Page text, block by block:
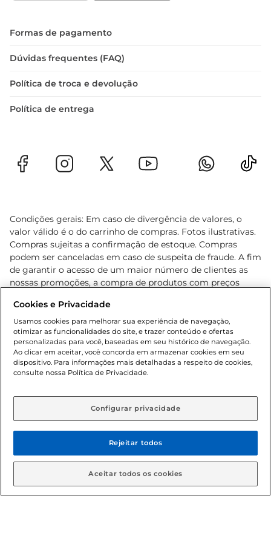
Formas de pagamento
Dúvidas frequentes (FAQ)
Política de troca e devolução
Política de entrega
Condições gerais: Em caso de divergência de valores, o
valor válido é o do carrinho de compras. Fotos ilustrativas.
Compras sujeitas a confirmação de estoque. Compras
podem ser canceladas em caso de suspeita de fraude. A fim
de garantir o acesso de um maior número de clientes as
nossas promoções, a compra de produtos com preços
cliente. Os preços, ofertas e condições são exclusivos para
o e-commerce e válidos durante o dia de hoje, podendo
sofrer alterações sem prévia notificação. Proibida a venda
de bebidas alcoólicas para menores de 18 anos, conforme
Lei n.º 8069/90, art. 81, inciso II (Estatuto da Criança e do
Adolescente). Preços e condições exclusivos para o
aviso prévio. O valor mínimo para as compras on-line é de
© 2026 Copyright. Todos os direitos
reservados Gbarbosa.
Cookies e Privacidade
Usamos cookies para melhorar sua experiência de navegação,
otimizar as funcionalidades do site, e trazer conteúdo e ofertas
personalizadas para você, baseadas em seu histórico de navegação.
Ao clicar em aceitar, você concorda em armazenar cookies em seu
dispositivo. Para informações mais detalhadas a respeito de cookies,
consulte nossa Política de Privacidade.
Configurar privacidade
Rejeitar todos
Aceitar todos os cookies